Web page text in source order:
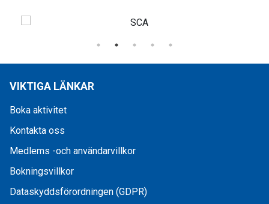
VIKTIGA LÄNKAR
Boka aktivitet
Kontakta oss
Medlems -och användarvillkor
Bokningsvillkor
Dataskyddsförordningen (GDPR)